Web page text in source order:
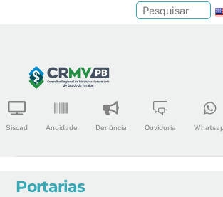
content
Siscad Anuidade Denúncia Ouvidoria
Pesquisar
Portarias